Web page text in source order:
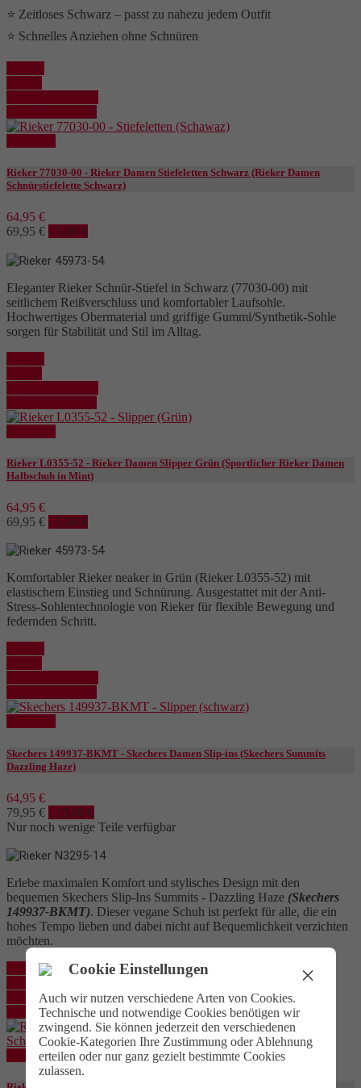
Cookie Einstellungen
Auch wir nutzen verschiedene Arten von Cookies.
Technische und notwendige Cookies benötigen wir
zwingend. Sie können jederzeit den verschiedenen
Cookie-Kategorien Ihre Zustimmung oder Ablehnung
erteilen oder nur ganz gezielt bestimmte Cookies
zulassen.
×
⭐ Zeitloses Schwarz – passt zu nahezu jedem Outfit
⭐ Schnelles Anziehen ohne Schnüren
Rieker 77030-00 - Rieker Damen Stiefeletten Schwarz (Rieker Damen
Schnürstiefelette Schwarz)
64,95 €
69,95 € - 5,00 €
Eleganter Rieker Schnür-Stiefel in Schwarz (77030-00) mit
seitlichem Reißverschluss und komfortabler Laufsohle.
Hochwertiges Obermaterial und griffige Gummi/Synthetik-Sohle
sorgen für Stabilität und Stil im Alltag.
Rieker L0355-52 - Rieker Damen Slipper Grün (Sportlicher Rieker Damen
Halbschuh in Mint)
64,95 €
69,95 € - 5,00 €
Komfortabler Rieker neaker in Grün (Rieker L0355-52) mit
elastischem Einstieg und Schnürung. Ausgestattet mit der Anti-
Stress-Sohlentechnologie von Rieker für flexible Bewegung und
federnden Schritt.
Skechers 149937-BKMT - Skechers Damen Slip-ins (Skechers Summits
Dazzling Haze)
64,95 €
79,95 € - 15,00 €
Nur noch wenige Teile verfügbar
Erlebe maximalen Komfort und stylisches Design mit den
bequemen Skechers Slip-Ins Summits - Dazzling Haze (Skechers
149937-BKMT). Dieser vegane Schuh ist perfekt für alle, die ein
hohes Tempo lieben und dabei nicht auf Bequemlichkeit verzichten
möchten.
Kaufen
In den Warenkorb
Details anzeigen
Reduziert